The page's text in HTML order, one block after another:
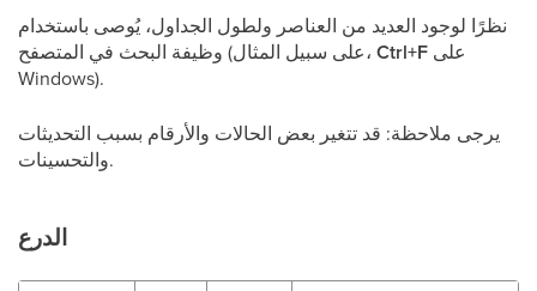
نظرًا لوجود العديد من العناصر ولطول الجداول، يُوصى باستخدام
وظيفة البحث في المتصفح (على سبيل المثال، Ctrl+F
Windows).
يرجى ملاحظة: قد تتغير بعض الحالات والأرقام بسبب التحديثات
والتحسينات.
الدرع